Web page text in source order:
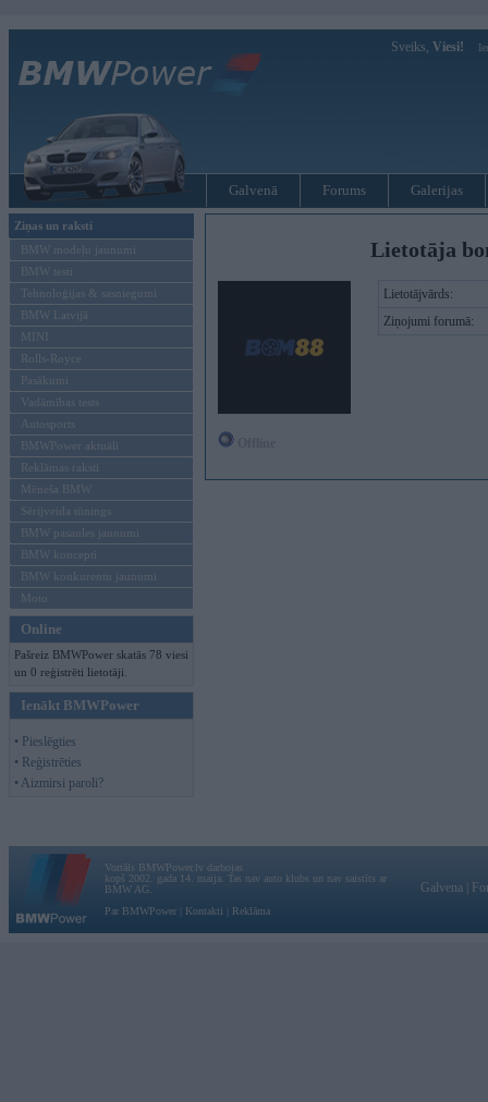
Sveiks, Viesi!
Galvenā Forums Galerijas
Ziņas un raksti
BMW modeļu jaunumi
BMW testi
Tehnoloģijas & sasniegumi
BMW Latvijā
MINI
Rolls-Royce
Pasākumi
Vadāmības tests
Autosports
BMWPower aktuāli
Reklāmas raksti
Mēneša BMW
Sērijveida tūnings
BMW pasaules jaunumi
BMW koncepti
BMW konkurentu jaunumi
Moto
Online
Pašreiz BMWPower skatās 78 viesi
un 0 reģistrēti lietotāji.
Ienākt BMWPower
• Pieslēgties
• Reģistrēties
• Aizmirsi paroli?
Lietotāja
Lietotājvārds:
Ziņojumi forumā:
Vortāls BMWPower.lv darbojas
kopš 2002. gada 14. maija. Tas nav auto klubs un nav saistīts ar
BMW AG.
Par BMWPower
Kontakti Reklāma
Galvena